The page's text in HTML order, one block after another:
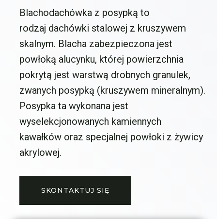
Blachodachówka z posypką to
rodzaj dachówki stalowej z kruszywem
skalnym. Blacha zabezpieczona jest
powłoką alucynku, której powierzchnia
pokrytą jest warstwą drobnych granulek,
zwanych posypką (kruszywem mineralnym).
Posypka ta wykonana jest
wyselekcjonowanych kamiennych
kawałków oraz specjalnej powłoki z żywicy
akrylowej.
SKONTAKTUJ SIĘ